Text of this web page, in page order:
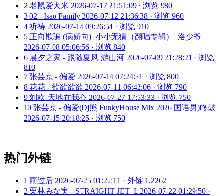
2 老鼠爱大米 2026-07-17 21:51:09 · 浏览 980
3 02 - Isao Family 2026-07-12 21:36:38 · 浏览 960
4 祈祷 2026-07-14 09:26:54 · 浏览 910
5 正向欺骗 (病娇向)_小小无猜（翻唱专辑）_洛少爷
2026-07-08 05:06:56 · 浏览 840
6 晨夕之家 - 跟随夏风 游山河 2026-07-09 21:28:21 · 浏览
810
7 张芸京 - 偏爱 2026-07-14 07:24:31 · 浏览 800
8 花花 - 欲欲欲欲 2026-07-11 06:42:06 · 浏览 790
9 刘欢-天地在我心 2026-07-27 17:53:33 · 浏览 750
10 张芸京 - 偏爱(Dj熊 FunkyHouse Mix 2026 国语男)咚鼓
2026-07-15 20:18:25 · 浏览 750
热门外链
1 雨过后 2026-07-25 01:22:11 · 外链 1,2262
2 栗林みな実 - STRAIGHT JET_L 2026-07-22 01:29:50 ·